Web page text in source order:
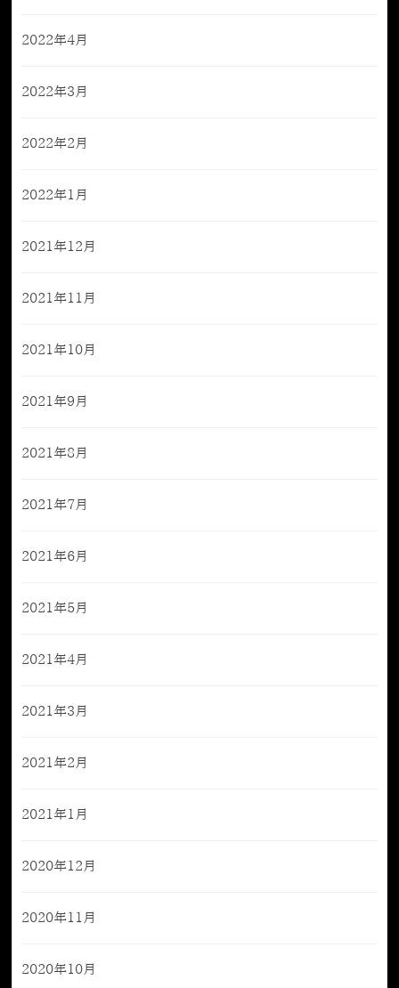
2022年4月
2022年3月
2022年2月
2022年1月
2021年12月
2021年11月
2021年10月
2021年9月
2021年8月
2021年7月
2021年6月
2021年5月
2021年4月
2021年3月
2021年2月
2021年1月
2020年12月
2020年11月
2020年10月